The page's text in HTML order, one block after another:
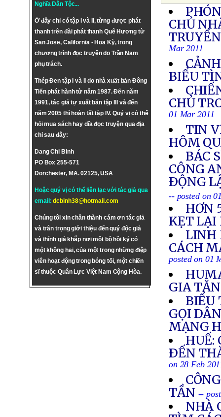
Nghĩa Dân Tộc...
Ở đây chỉ có tập I và II, từng được phát
thanh trên đài phát thanh Quê Hương từ
San Jose, California - Hoa Kỳ, trong
chương trình đọc truyện do Trần Nam
phụ trách.
Thép Đen tập I và II do nhà xuất bản Đông
Tiến phát hành từ năm 1987. Đến năm
1991, tác giả tự xuất bản tập III và đến
năm 2005 thì hoàn tất tập IV. Quý vị có thể
hỏi mua sách hay dĩa đọc truyện qua địa
chỉ sau đây:
Dang Chi Binh
PO Box 255-571
Dorchester, MA. 02125, USA
Hoặc quý vị có thể liên lạc với tác giả qua
email:dcbinh38@hotmail.com
Chúng tôi xin chân thành cám ơn tác giả
và trân trọng giới thiệu đến quý độc giả
và thính giả khắp nơi một bộ hồi ký có
một không hai, của một trong những điệp
viên hoạt động trong bóng tối, một chiến
sĩ thuộc Quân Lực Việt Nam Cộng Hòa.
CHỦ
Mar 2011
BIỂU
CHỦ
01 Mar 2011
TIN
HÔM
BÁC
CÔNG
ÐỘNG
-- posted on
HƠN
KẸT
LINH
CÁCH
posted on 01
GIA
BIỂU
GỌI
MẠNG
HUẾ:
ÐẾN
on 28 Feb
TẦN --
NHÀ